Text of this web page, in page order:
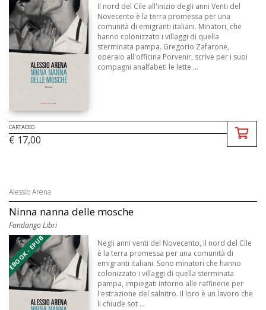
Il nord del Cile all'inizio degli anni Venti del
Novecento è la terra promessa per una
comunità di emigranti italiani. Minatori, che
hanno colonizzato i villaggi di quella
sterminata pampa. Gregorio Zafarone,
operaio all'officina Porvenir, scrive per i suoi
compagni analfabeti le lette ...
CARTACEO
€ 17,00
Alessio Arena
Ninna nanna delle mosche
Fandango Libri
EBOOK - EPUB
Negli anni venti del Novecento, il nord del Cile
è la terra promessa per una comunità di
emigranti italiani. Sono minatori che hanno
colonizzato i villaggi di quella sterminata
pampa, impiegati intorno alle raffinerie per
l'estrazione del salnitro. Il loro è un lavoro che
li chiude sot ...